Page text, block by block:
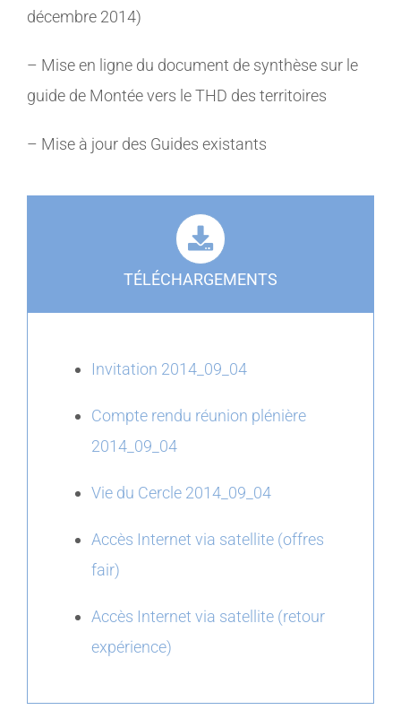
décembre 2014)
– Mise en ligne du document de synthèse sur le
guide de Montée vers le THD des territoires
– Mise à jour des Guides existants
TÉLÉCHARGEMENTS
Invitation 2014_09_04
Compte rendu réunion plénière
2014_09_04
Vie du Cercle 2014_09_04
Accès Internet via satellite (offres
fair)
Accès Internet via satellite (retour
expérience)